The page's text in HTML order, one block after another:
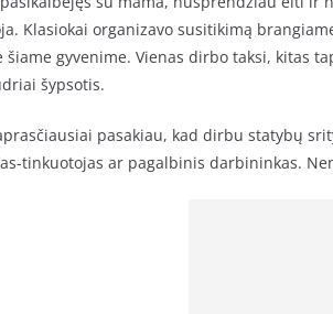
Klasiokai organizavo susitikimą
šiame gyvenime. Vienas dirbo taksi, kitas
šypsotis.
pasakiau, kad dirbu statybų
tinkuotojas ar pagalbinis darbininkas.